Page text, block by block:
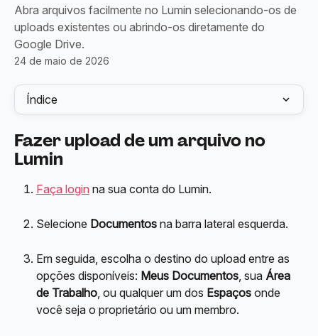
Abra arquivos facilmente no Lumin selecionando-os de
uploads existentes ou abrindo-os diretamente do
Google Drive.
24 de maio de 2026
Índice
Fazer upload de um arquivo no
Lumin
Faça login na sua conta do Lumin.
Selecione Documentos na barra lateral esquerda.
Em seguida, escolha o destino do upload entre as
opções disponíveis: Meus Documentos , sua Área
de Trabalho , ou qualquer um dos Espaços onde
você seja o proprietário ou um membro.